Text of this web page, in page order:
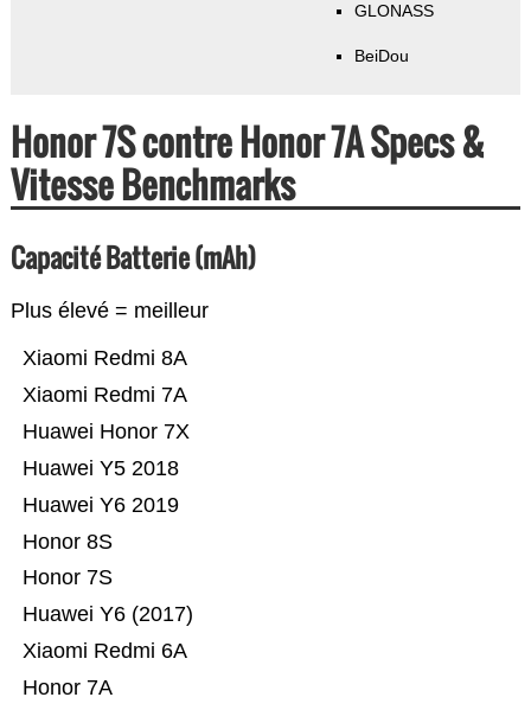
GLONASS
BeiDou
Honor 7S contre Honor 7A Specs &
Vitesse Benchmarks
Capacité Batterie (mAh)
Plus élevé = meilleur
Honor 7A
Xiaomi Redmi 6A
Huawei Y6 (2017)
Honor 7S
Honor 8S
Huawei Y6 2019
Huawei Y5 2018
Huawei Honor 7X
Xiaomi Redmi 7A
Xiaomi Redmi 8A